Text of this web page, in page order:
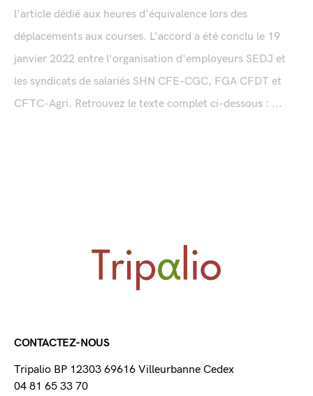
l'article dédié aux heures d'équivalence lors des
déplacements aux courses. L'accord a été conclu le 19
janvier 2022 entre l'organisation d'employeurs SEDJ et
les syndicats de salariés SHN CFE-CGC, FGA CFDT et
CFTC-Agri. Retrouvez le texte complet ci-dessous : ...
CONTACTEZ-NOUS
Tripalio BP 12303 69616 Villeurbanne Cedex
04 81 65 33 70